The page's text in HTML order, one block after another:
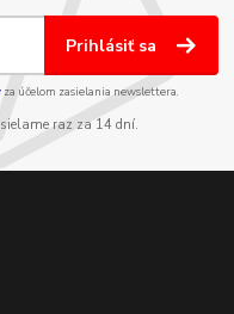
Prihlásiť sa
za účelom zasielania newslettera.
raz za 14 dní.